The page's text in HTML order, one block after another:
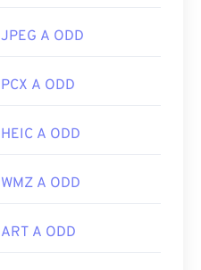
JPEG A ODD
PCX A ODD
HEIC A ODD
WMZ A ODD
ART A ODD